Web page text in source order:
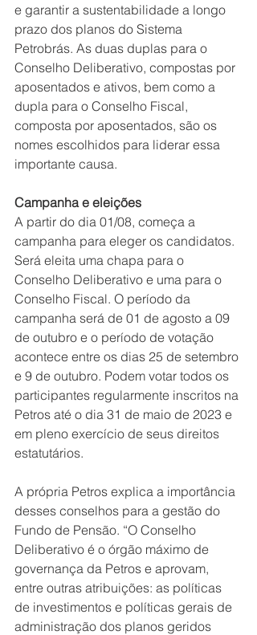
e garantir a sustentabilidade a longo
prazo dos planos do Sistema
Petrobrás. As duas duplas para o
Conselho Deliberativo, compostas por
aposentados e ativos, bem como a
dupla para o Conselho Fiscal,
composta por aposentados, são os
nomes escolhidos para liderar essa
importante causa.
Campanha e eleições
A partir do dia 01/08, começa a
campanha para eleger os candidatos.
Será eleita uma chapa para o
Conselho Deliberativo e uma para o
Conselho Fiscal. O período da
campanha será de 01 de agosto a 09
de outubro e o período de votação
acontece entre os dias 25 de setembro
e 9 de outubro. Podem votar todos os
participantes regularmente inscritos na
Petros até o dia 31 de maio de 2023 e
em pleno exercício de seus direitos
estatutários.
A própria Petros explica a importância
desses conselhos para a gestão do
Fundo de Pensão. “O Conselho
Deliberativo é o órgão máximo de
governança da Petros e aprovam,
entre outras atribuições: as políticas
de investimentos e políticas gerais de
administração dos planos geridos